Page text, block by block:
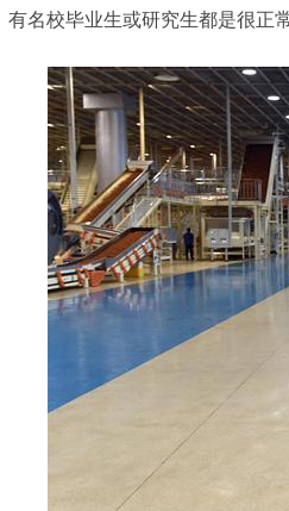
有名校毕业生或研究生都是很正常